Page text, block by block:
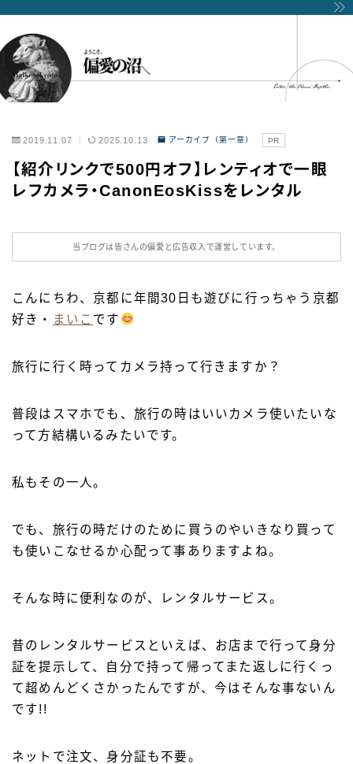
2019.11.07 2025.10.13 アーカイブ（第一章） PR
【紹介リンクで500円オフ】レンティオで一眼
レフカメラ・CanonEosKissをレンタル
当ブログは皆さんの偏愛と広告収入で運営しています。
こんにちわ、京都に年間30日も遊びに行っちゃう京都
好き・
まいこ です
旅行に行く時ってカメラ持って行きますか？
普段はスマホでも、旅行の時はいいカメラ使いたいな
って方結構いるみたいです。
私もその一人。
でも、旅行の時だけのために買うのやいきなり買って
も使いこなせるか心配って事ありますよね。
そんな時に便利なのが、レンタルサービス。
昔のレンタルサービスといえば、お店まで行って身分
証を提示して、自分で持って帰ってまた返しに行くっ
て超めんどくさかったんですが、今はそんな事ないん
です!!
ネットで注文、身分証も不要。